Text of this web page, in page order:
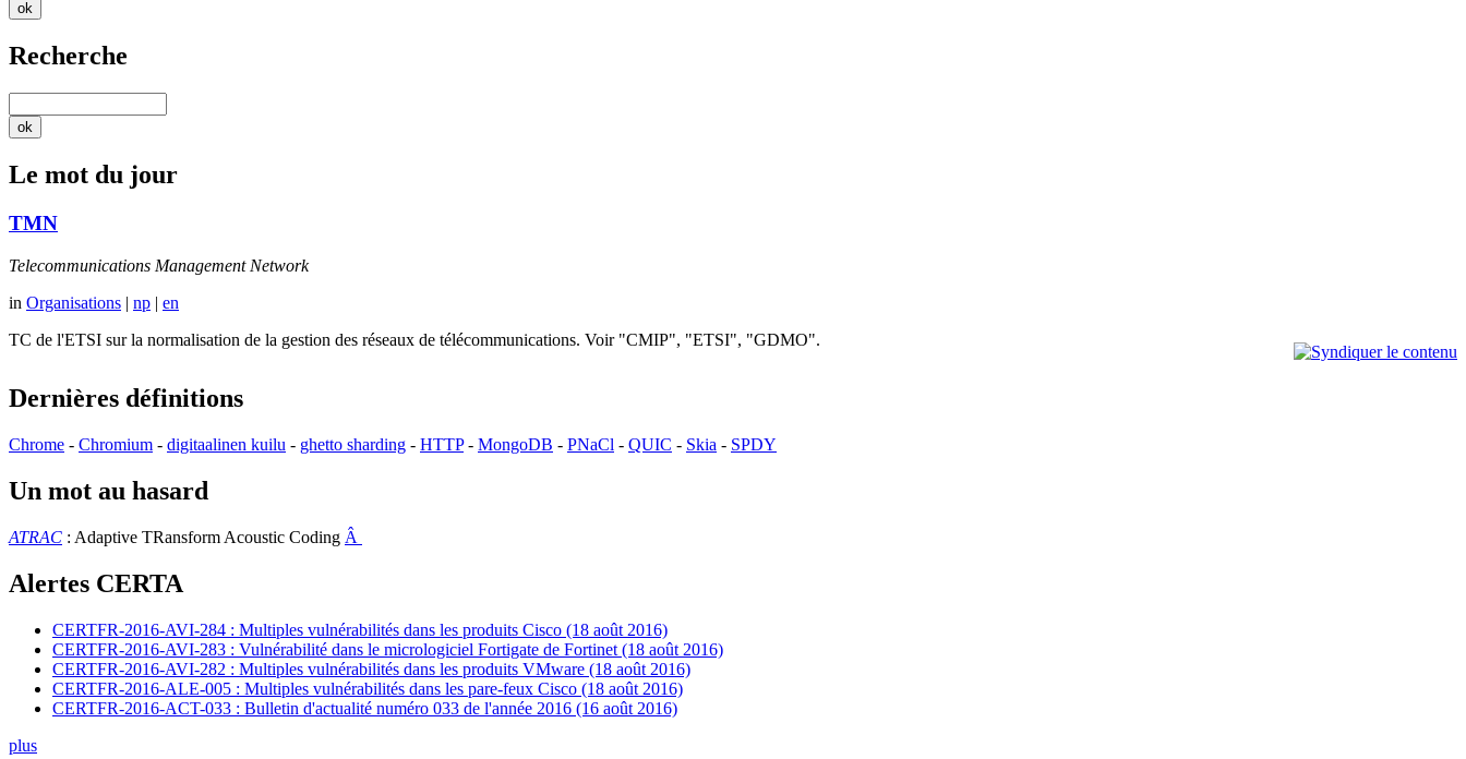
Recherche
Le mot du jour
TMN
Telecommunications Management Network
in Organisations | np | en
TC de l'ETSI sur la normalisation de la gestion des réseaux de télécommunications. Voir "CMIP", "ETSI", "GDMO".
Dernières définitions
Chrome - Chromium - digitaalinen kuilu - ghetto sharding - HTTP- MongoDB - PNaCl - QUIC - Skia - SPDY
Un mot au hasard
ATRAC : Adaptive TRansform Acoustic Coding Â
Alertes CERTA
CERTFR-2016-AVI-284 : Multiples vulnérabilités dans les produits Cisco (18 août 2016)
CERTFR-2016-AVI-283 : Vulnérabilité dans le micrologiciel Fortigate de Fortinet (18 août 2016)
CERTFR-2016-AVI-282 : Multiples vulnérabilités dans les produits VMware (18 août 2016)
CERTFR-2016-ALE-005 : Multiples vulnérabilités dans les pare-feux Cisco (18 août 2016)
CERTFR-2016-ACT-033 : Bulletin d'actualité numéro 033 de l'année 2016 (16 août 2016)
plus